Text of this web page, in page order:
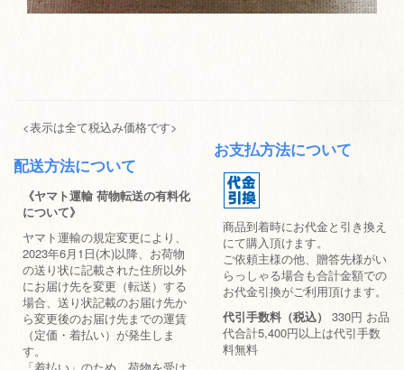
<表示は全て税込み価格です>
配送方法について
《ヤマト運輸 荷物転送の有料化
について》
ヤマト運輸の規定変更により、
2023年6月1日(木)以降、お荷物
の送り状に記載された住所以外
にお届け先を変更（転送）する
場合、送り状記載のお届け先か
ら変更後のお届け先までの運賃
（定価・着払い）が発生しま
す。
お支払方法について
商品到着時にお代金と引き換え
にて購入頂けます。
ご依頼主様の他、贈答先様がい
らっしゃる場合も合計金額での
お代金引換がご利用頂けます。
代引手数料（税込）
330円 お品
代合計5,400円以上は代引手数
料無料